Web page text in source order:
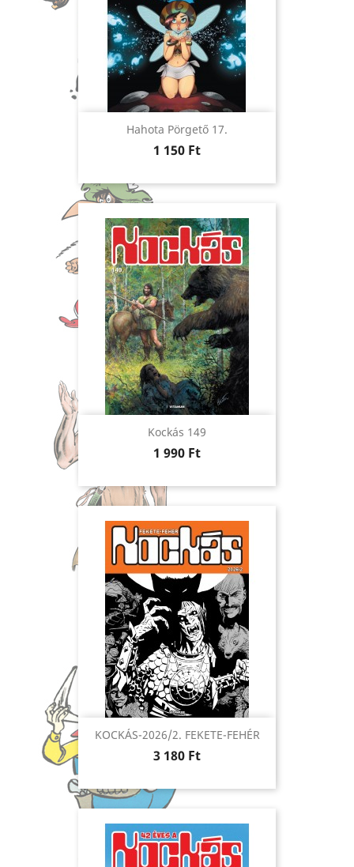
Hahota Pörgető 17.
Ár
1 150 Ft
Kockás 149
Ár
1 990 Ft
KOCKÁS-2026/2. FEKETE-FEHÉR
Ár
3 180 Ft